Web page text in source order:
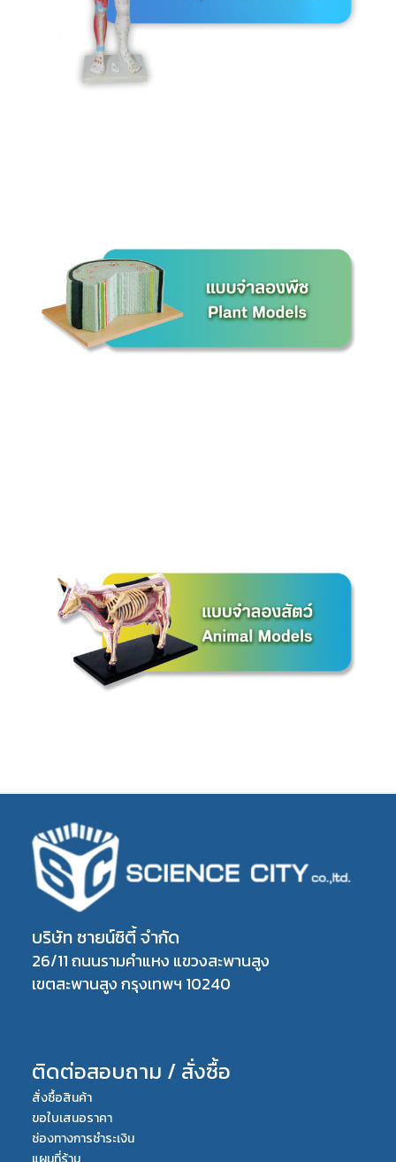
บริษัท ซายน์ซิตี้ จำกัด
26/11 ถนนรามคำแหง แขวงสะพานสูง
เขตสะพานสูง กรุงเทพฯ 10240
ติดต่อสอบถาม / สั่งซื้อ
สั่งซื้อสินค้า
ขอใบเสนอราคา
ช่องทางการชำระเงิน